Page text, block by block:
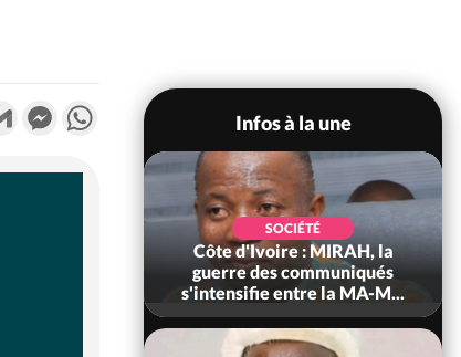
Gmail MessengerWhatsApp
Infos à la une
Man, deux
dans un
SOCIÉTÉ
Côte d'Ivoire : MIRAH, la
guerre des communiqués
s'intensifie entre la MA-M...